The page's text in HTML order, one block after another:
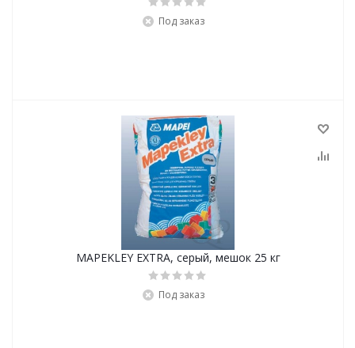
Под заказ
MAPEKLEY EXTRA, серый, мешок 25 кг
Под заказ